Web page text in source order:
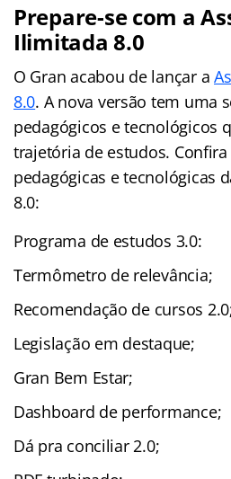
Prepare-se com a
Ilimitada 8.0
O Gran acabou de lançar a
8.0. A nova versão tem uma
pedagógicos e tecnológicos
trajetória de estudos.
pedagógicas e tecnológicas
8.0:
Programa de estudos 3.0:
Termômetro de relevância;
Recomendação de cursos
Legislação em destaque;
Gran Bem Estar;
Dashboard de performance;
Dá pra conciliar 2.0;